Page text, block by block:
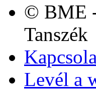
© BME
Tanszék
Levél a